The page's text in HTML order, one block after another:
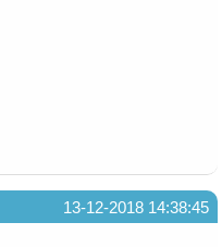
13-12-2018 14:38:45